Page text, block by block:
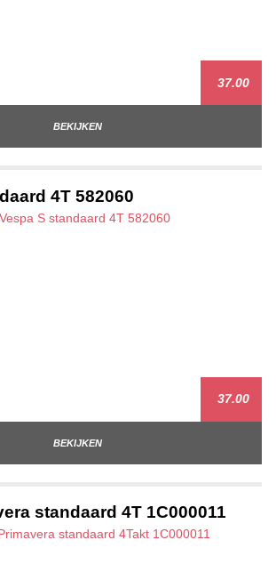
37.00
BEKIJKEN
4T 582060
37.00
BEKIJKEN
standaard 4T 1C000011